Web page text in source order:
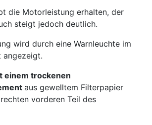
die Motorleistung erhalten, der
steigt jedoch deutlich.
wird durch eine Warnleuchte im
angezeigt.
einem trockenen
aus gewelltem Filterpapier
vorderen Teil des